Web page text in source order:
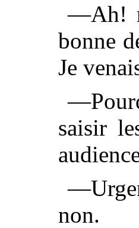
—Ah!
bonne
Je
saisir
non.